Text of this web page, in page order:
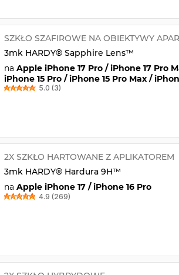
SZKŁO SZAFIROWE NA OBIEKTYWY
3mk HARDY® Sapphire Lens™
na Apple iPhone 17 Pro / iPhone 17 Pro
iPhone 15 Pro / iPhone 15 Pro Max /
5.0 (3)
2X SZKŁO HARTOWANE Z APLIKATOREM
3mk HARDY® Hardura 9H™
na Apple iPhone 17 / iPhone 16 Pro
4.9 (269)